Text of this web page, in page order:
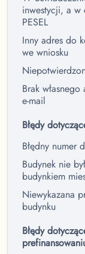
inwestycji, a w
PESEL
Inny adres do
we wniosku
Brak
e-mail
Błędy
Błędny numer
Budynek nie
budynkiem
Niewykazana
budynku
Błędy